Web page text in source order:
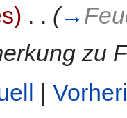
. . (→
zu
|